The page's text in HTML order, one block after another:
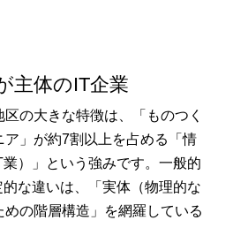
主体のIT企業
の大きな特徴は、「ものつく
ア」が約7割以上を占める「情
）」という強みです。一般的
な違いは、「実体（物理的な
めの階層構造」を網羅している